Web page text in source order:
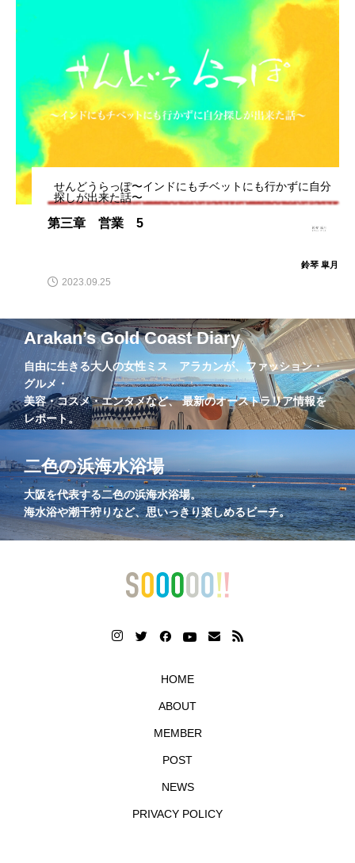
せんどうらっぽ〜インドにもチベットにも行かずに自分
探しが出来た話〜
第三章 営業 5
鈴琴 皐月
2023.09.25
Arakan’s Gold Coast Diary
自由に生きる大人の女性ミス アラカンが、ファッション・
グルメ・
美容・コスメ・エンタメなど、 最新のオーストラリア情報を
レポート。
二色の浜海水浴場
大阪を代表する二色の浜海水浴場。
海水浴や潮干狩りなど、思いっきり楽しめるビーチ。
HOME
ABOUT
MEMBER
POST
NEWS
PRIVACY POLICY